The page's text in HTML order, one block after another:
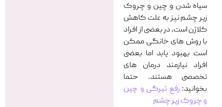
سیاه شدن و چین و چروک
زیر چشم نیز به علت کاهش
کلاژن است، در بعضی از افراد
با روش های خانگی ممکن
است بهبود یابد اما بعضی
افراد نیازمند درمان های
تخصصی هستند. حتما
بخوانید: رفع تیرگی و چین
و چروک زیر چشم